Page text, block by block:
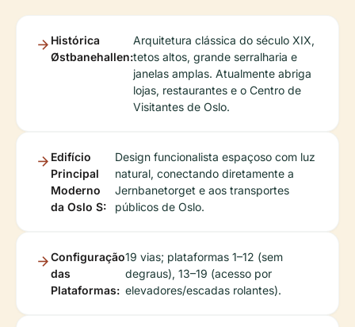
Histórica
Østbanehallen:
Arquitetura clássica do século XIX,
tetos altos, grande serralharia e
janelas amplas. Atualmente abriga
lojas, restaurantes e o Centro de
Visitantes de Oslo.
Edifício
Principal
Moderno
da Oslo S:
Design funcionalista espaçoso com luz
natural, conectando diretamente a
Jernbanetorget e aos transportes
públicos de Oslo.
Configuração
das
Plataformas:
19 vias; plataformas 1–12 (sem
degraus), 13–19 (acesso por
elevadores/escadas rolantes).